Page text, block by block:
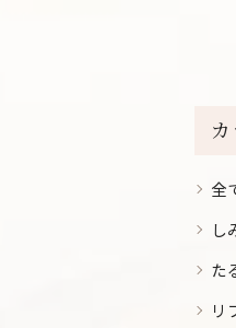
全
し
た
リ